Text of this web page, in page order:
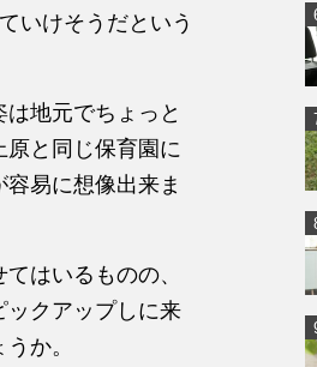
いけそうだという
地元でちょっと
と同じ保育園に
易に想像出来ま
はいるものの、
ックアップしに来
か。